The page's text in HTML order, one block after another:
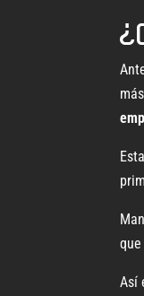
Así